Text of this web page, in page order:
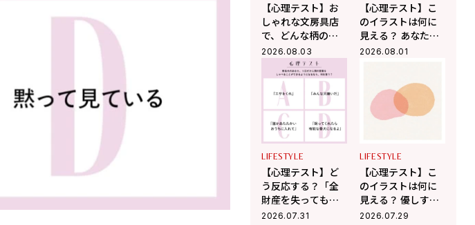
【心理テスト】お
しゃれな文房具店
で、どんな柄のポ
ストカードを選び
ましたか？ 「あな
たが心の奥で大切
にしていること」
がわかる！
2026.08.03
【心理テスト】こ
のイラストは何に
見える？ あなたが
無意識に放つ「ま
2026.08.01
LIFESTYLE
【心理テスト】ど
う反応する？「全
財産を失っても残
るモノ」がわか
2026.07.31
LIFESTYLE
【心理テスト】こ
のイラストは何に
見える？ 優しすぎ
て疲れるあなたが
2026.07.29